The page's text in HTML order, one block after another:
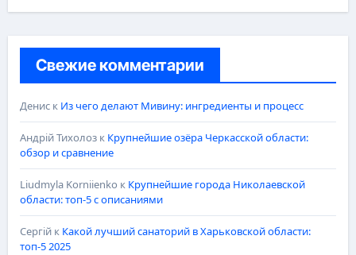
Свежие комментарии
Дениск Из чего делают Мивину: ингредиенты и процесс
Андрій Тихолозк Крупнейшие озёра Черкасской области:
обзор и сравнение
Liudmyla Korniienko к Крупнейшие города Николаевской
области: топ-5 с описаниями
Сергійк Какой лучший санаторий в Харьковской области:
топ-5 2025